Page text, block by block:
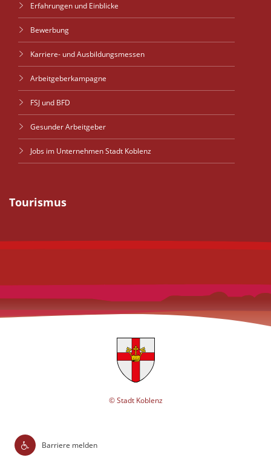
Erfahrungen und Einblicke
Bewerbung
Karriere- und Ausbildungsmessen
Arbeitgeberkampagne
FSJ und BFD
Gesunder Arbeitgeber
Jobs im Unternehmen Stadt Koblenz
Tourismus
© Stadt Koblenz
Barriere melden